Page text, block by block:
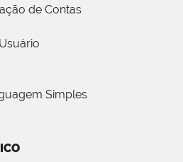
de Contas
Simples